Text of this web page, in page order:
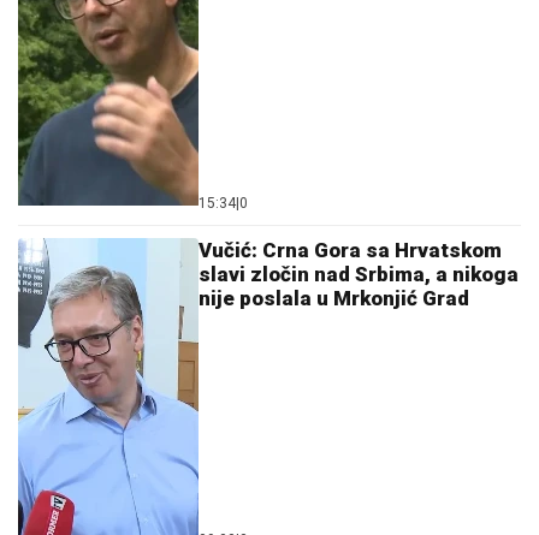
15:34 0
Vučić: Crna Gora sa Hrvatskom
slavi zločin nad Srbima, a nikoga
nije poslala u Mrkonjić Grad